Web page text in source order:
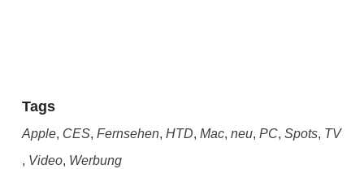
Tags
Apple, CES, Fernsehen, HTD, Mac, neu, PC, Spots, TV
, Video, Werbung